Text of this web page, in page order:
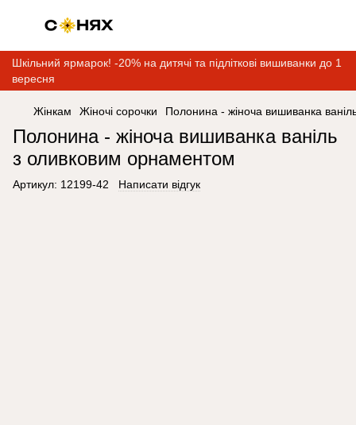
Шкільний ярмарок! -20% на дитячі та підліткові вишиванки до 1
вересня
Жінкам Жіночі сорочки Полонина - жіноча вишиванка
Полонина - жіноча вишиванка ваніль
з оливковим орнаментом
Артикул: 12199-42 Написати відгук